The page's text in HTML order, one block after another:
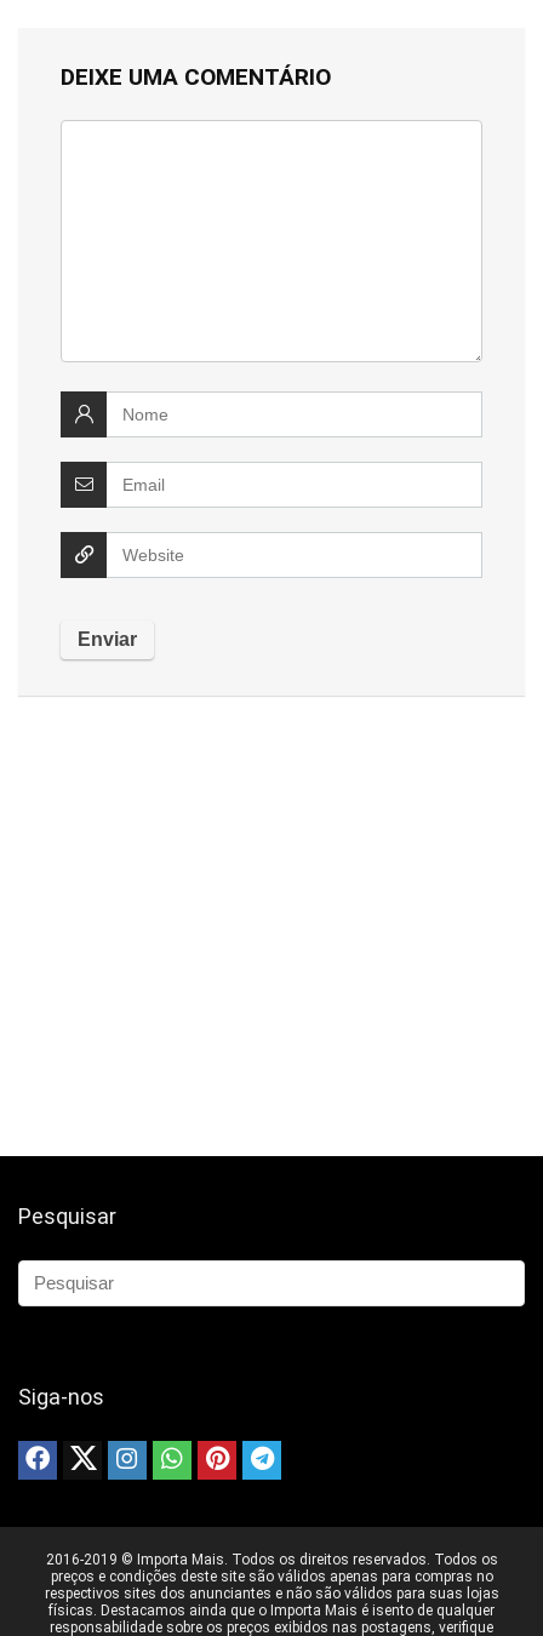
DEIXE UMA COMENTÁRIO
Pesquisar
Siga-nos
2016-2019 © Importa Mais. Todos os direitos reservados. Todos os
preços e condições deste site são válidos apenas para compras no
respectivos sites dos anunciantes e não são válidos para suas lojas
físicas. Destacamos ainda que o Importa Mais é isento de qualquer
responsabilidade sobre os preços exibidos nas postagens, verifique